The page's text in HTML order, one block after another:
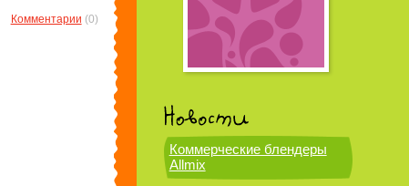
Коммерческие блендеры
Allmix
Комментарии (0)